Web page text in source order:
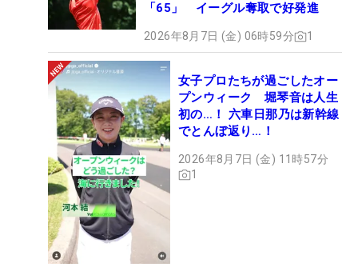
「65」 イーグル奪取で好発進
2026年8月7日 (金) 06時59分 1
女子プロたちが過ごしたオー
プンウィーク 堀琴音は人生
初の…！ 六車日那乃は新幹線
でとんぼ返り…！
2026年8月7日 (金) 11時57分
1